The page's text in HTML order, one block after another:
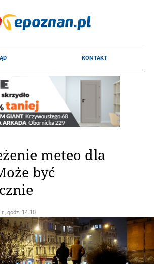
meteo dla
być
godz. 14.10